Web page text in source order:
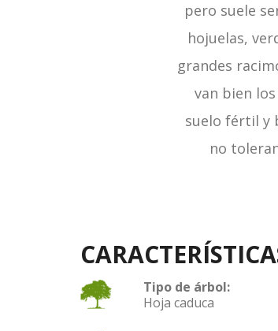
pero suele
hojuelas,
grandes
van bien
suelo fértil y
no
Tipo de árbol:
Hoja caduca